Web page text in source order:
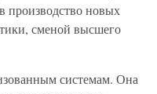
производство новых
сменой высшего
системам. Она